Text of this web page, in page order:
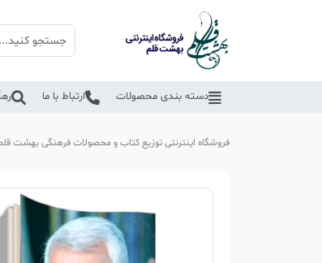
دسته بندی محصولات ارتباط با ما
فروشگاه اینترنتی توزیع کتاب و محصولات فرهنگی بهشت